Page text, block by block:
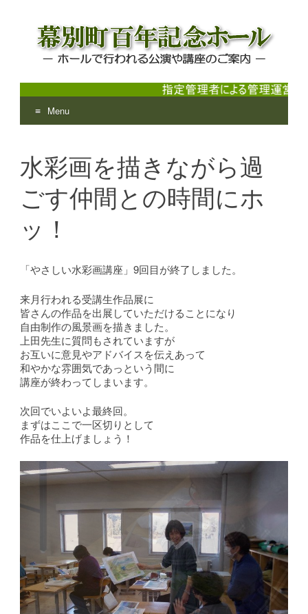
幕別町百年記念ホール
ホールで行われる公演や講座のご案内
Menu
content
水彩画を描きながら過
ごす仲間との時間にホ
ッ！
「やさしい水彩画講座」9回目が終了しました。
来月行われる受講生作品展に
皆さんの作品を出展していただけることになり
自由制作の風景画を描きました。
上田先生に質問もされていますが
お互いに意見やアドバイスを伝えあって
和やかな雰囲気であっという間に
講座が終わってしまいます。
次回でいよいよ最終回。
まずはここで一区切りとして
作品を仕上げましょう！